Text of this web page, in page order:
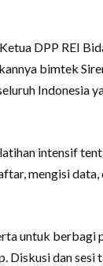
DPP REI
bimtek
Indonesia
intensif
mengisi
untuk berbagi
Diskusi dan